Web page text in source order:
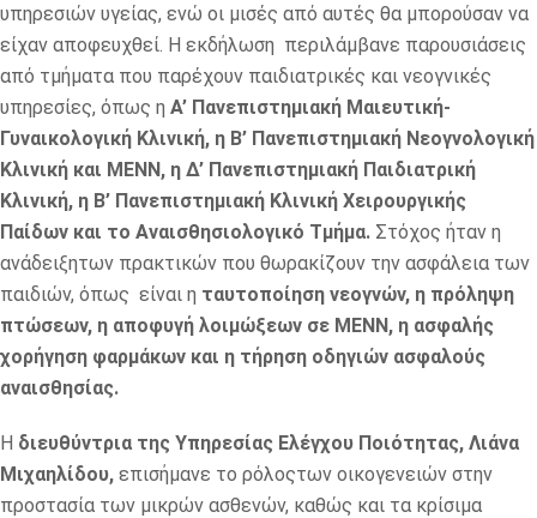
υπηρεσιών υγείας, ενώ οι μισές από αυτές θα μπορούσαν να
είχαν αποφευχθεί. Η εκδήλωση περιλάμβανε παρουσιάσεις
από τμήματα που παρέχουν παιδιατρικές και νεογνικές
υπηρεσίες, όπως η Α’ Πανεπιστημιακή Μαιευτική-
Γυναικολογική Κλινική, η Β’ Πανεπιστημιακή Νεογνολογική
Κλινική και ΜΕΝΝ, η Δ’ Πανεπιστημιακή Παιδιατρική
Κλινική, η Β’ Πανεπιστημιακή Κλινική Χειρουργικής
Παίδων και το Αναισθησιολογικό Τμήμα. Στόχος ήταν η
ανάδειξητων πρακτικών που θωρακίζουν την ασφάλεια των
παιδιών, όπως είναι η ταυτοποίηση νεογνών, η πρόληψη
πτώσεων, η αποφυγή λοιμώξεων σε ΜΕΝΝ, η ασφαλής
χορήγηση φαρμάκων και η τήρηση οδηγιών ασφαλούς
αναισθησίας.
Η διευθύντρια της Υπηρεσίας Ελέγχου Ποιότητας, Λιάνα
Μιχαηλίδου, επισήμανε το ρόλοςτων οικογενειών στην
προστασία των μικρών ασθενών, καθώς και τα κρίσιμα